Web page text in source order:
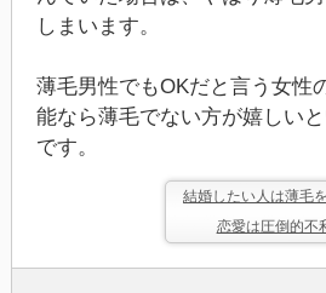
しまいます。
薄毛男性でもOKだと言う女性
能なら薄毛でない方が嬉しい
です。
結婚したい人は薄毛
恋愛は圧倒的不